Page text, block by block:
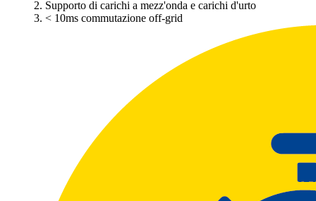
2. Supporto di carichi a mezz'onda e carichi d'urto
3. < 10ms commutazione off-grid